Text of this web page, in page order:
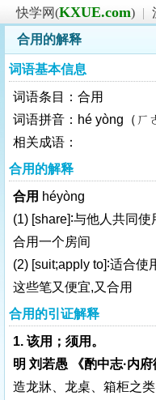
快学网(KXUE.com) |
合用的解释
词语基本信息
词语条目：合用
词语拼音：hé yòng（ㄏㄜ
相关成语：
合用的解释
合用 héyòng
(1) [share]∶与他人共同使
合用一个房间
(2) [suit;apply to]∶适合使
这些笔又便宜,又合用
合用的引证解释
1. 该用；须用。
明 刘若愚 《酌中志·内府
造龙牀、龙桌、箱柜之